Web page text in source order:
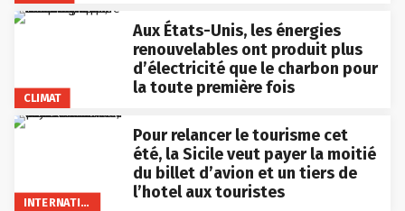
CLIMAT
Aux États-Unis, les énergies
renouvelables ont produit plus
d’électricité que le charbon pour
la toute première fois
INTERNATIONAL
Pour relancer le tourisme cet
été, la Sicile veut payer la moitié
du billet d’avion et un tiers de
l’hotel aux touristes